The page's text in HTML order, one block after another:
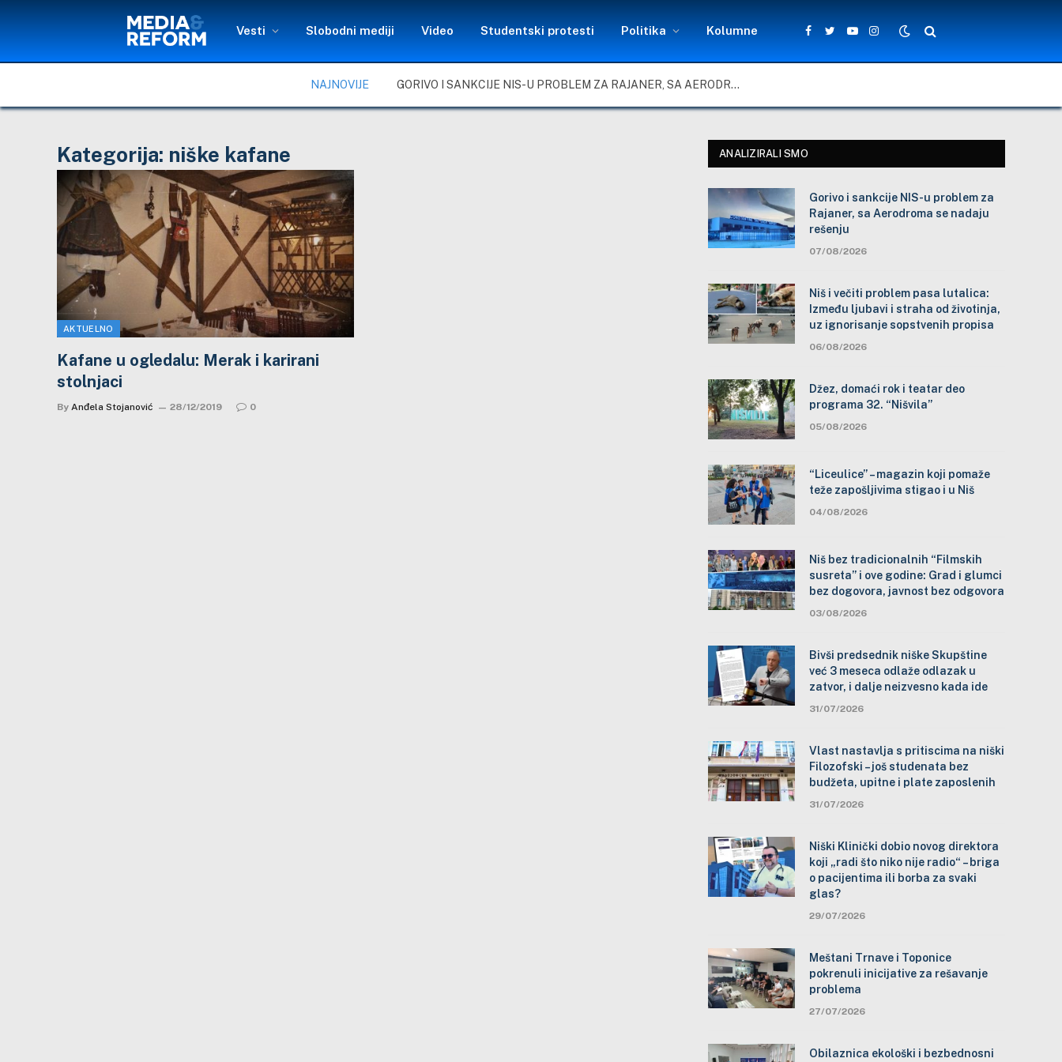
Vesti Slobodni mediji Video Studentski protesti Politika Kolumne
Facebook
TwitterYouTubeInstagram
NAJNOVIJE GORIVO I SANKCIJE NIS-U PROBLEM ZA RAJANER, SA AERODROMA SE NADAJU REŠENJU
Kategorija: niške kafane
AKTUELNO
Kafane u ogledalu: Merak i karirani
stolnjaci
By Anđela Stojanović 28/12/2019 0
ANALIZIRALI SMO
Gorivo i sankcije NIS-u problem za
Rajaner, sa Aerodroma se nadaju
rešenju
07/08/2026
Niš i večiti problem pasa lutalica:
Između ljubavi i straha od životinja,
uz ignorisanje sopstvenih propisa
06/08/2026
Džez, domaći rok i teatar deo
programa 32. “Nišvila”
05/08/2026
“Liceulice” – magazin koji pomaže
teže zapošljivima stigao i u Niš
04/08/2026
Niš bez tradicionalnih “Filmskih
susreta” i ove godine: Grad i glumci
bez dogovora, javnost bez odgovora
03/08/2026
Bivši predsednik niške Skupštine
već 3 meseca odlaže odlazak u
zatvor, i dalje neizvesno kada ide
31/07/2026
Vlast nastavlja s pritiscima na niški
Filozofski – još studenata bez
budžeta, upitne i plate zaposlenih
31/07/2026
Niški Klinički dobio novog direktora
koji „radi što niko nije radio“ – briga
o pacijentima ili borba za svaki
glas?
29/07/2026
Meštani Trnave i Toponice
pokrenuli inicijative za rešavanje
problema
27/07/2026
Obilaznica ekološki i bezbednosni